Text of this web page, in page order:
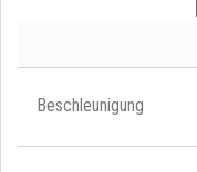
Beschleunigung